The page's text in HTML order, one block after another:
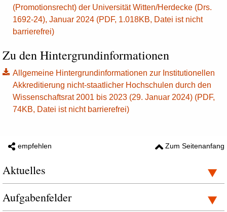
(Promotionsrecht) der Universität Witten/Herdecke (Drs.
1692-24), Januar 2024 (PDF, 1.018KB, Datei ist nicht
barrierefrei)
Zu den Hintergrundinformationen
Allgemeine Hintergrundinformationen zur Institutionellen
Akkreditierung nicht-staatlicher Hochschulen durch den
Wissenschaftsrat 2001 bis 2023 (29. Januar 2024) (PDF,
74KB, Datei ist nicht barrierefrei)
empfehlen Zum Seitenanfang
Aktuelles
Aufgabenfelder